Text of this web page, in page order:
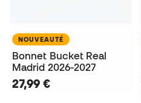
NOUVEAUTÉ
Bonnet Bucket Real
Madrid 2026-2027
27,99 €